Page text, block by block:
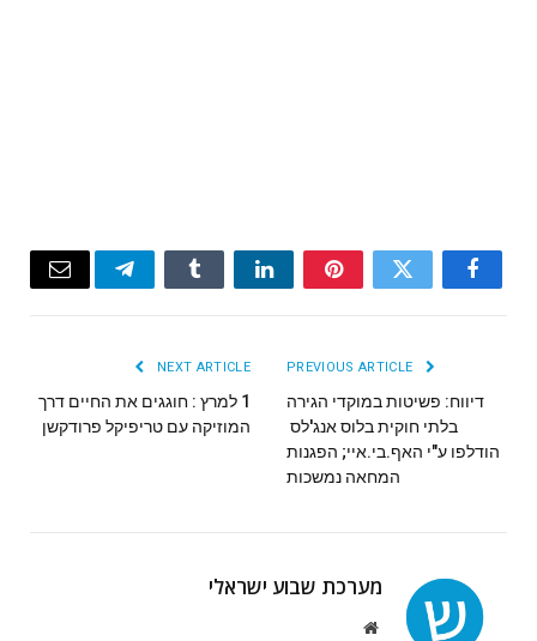
Facebook
Twitter
Pinterest
LinkedIn
Tumblr
Telegram
Email
דיווח: פשיטות במוקדי הגירה
בלתי חוקית בלוס אנג'לס
הודלפו ע"י האף.בי.איי; הפגנות
המחאה נמשכות
NEXT ARTICLE
1 למרץ : חוגגים את החיים דרך
המוזיקה עם טריפיקל פרודקשן
מערכת שבוע ישראלי
Website